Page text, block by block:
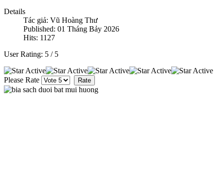
Details
Tác giả: Vũ Hoàng Thư
Published: 01 Tháng Bảy 2026
Hits: 1127
User Rating: 5 / 5
Please Rate